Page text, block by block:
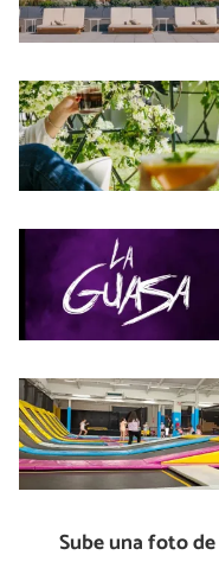
Sube una foto de